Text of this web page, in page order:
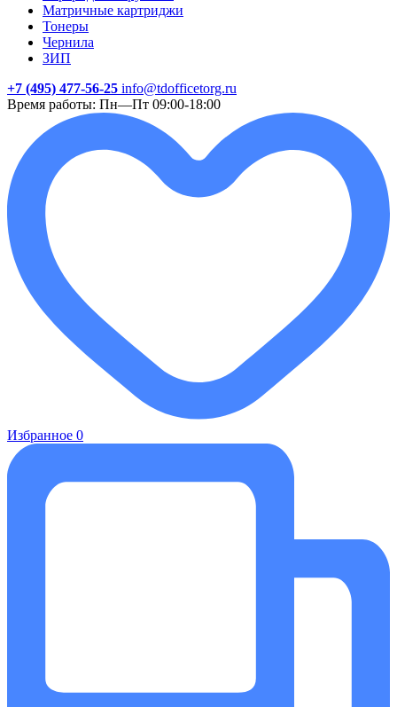
Матричные картриджи
Тонеры
Чернила
ЗИП
+7 (495) 477-56-25 info@tdofficetorg.ru
Время работы: Пн—Пт 09:00-18:00
Избранное 0